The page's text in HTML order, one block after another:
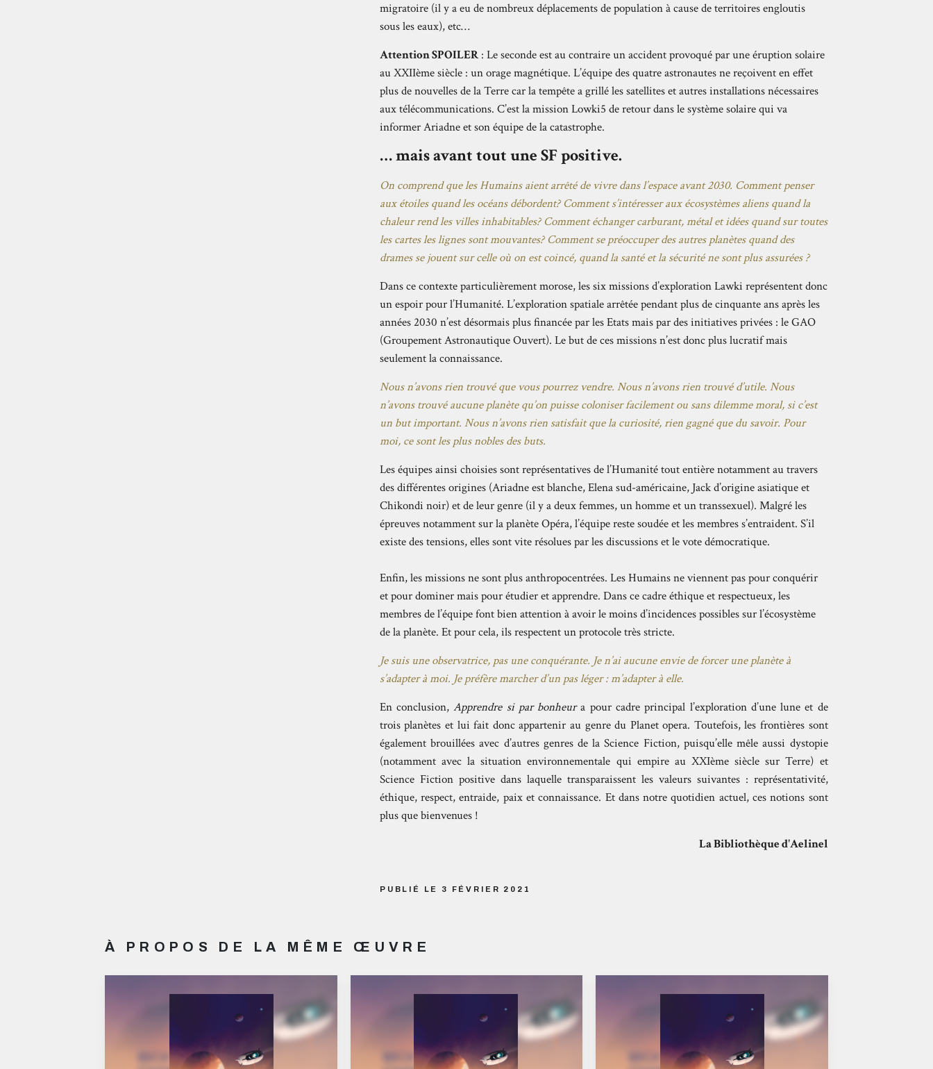
migratoire (il y a eu de nombreux déplacements de population à cause de territoires engloutis
sous les eaux), etc…
Attention SPOILER: Le seconde est au contraire un accident provoqué par une éruption solaire
au XXIIème siècle : un orage magnétique. L’équipe des quatre astronautes ne reçoivent en effet
plus de nouvelles de la Terre car la tempête a grillé les satellites et autres installations nécessaires
aux télécommunications. C’est la mission Lowki5 de retour dans le système solaire qui va
informer Ariadne et son équipe de la catastrophe.
… mais avant tout une SF positive.
On comprend que les Humains aient arrêté de vivre dans l’espace avant 2030. Comment penser
aux étoiles quand les océans débordent? Comment s’intéresser aux écosystèmes aliens quand la
chaleur rend les villes inhabitables? Comment échanger carburant, métal et idées quand sur toutes
les cartes les lignes sont mouvantes? Comment se préoccuper des autres planètes quand des
drames se jouent sur celle où on est coincé, quand la santé et la sécurité ne sont plus assurées ?
Dans ce contexte particulièrement morose, les six missions d’exploration Lawki représentent donc
un espoir pour l’Humanité. L’exploration spatiale arrêtée pendant plus de cinquante ans après les
années 2030 n’est désormais plus financée par les Etats mais par des initiatives privées : le GAO
(Groupement Astronautique Ouvert). Le but de ces missions n’est donc plus lucratif mais
seulement la connaissance.
Nous n’avons rien trouvé que vous pourrez vendre. Nous n’avons rien trouvé d’utile. Nous
n’avons trouvé aucune planète qu’on puisse coloniser facilement ou sans dilemme moral, si c’est
un but important. Nous n’avons rien satisfait que la curiosité, rien gagné que du savoir. Pour
moi, ce sont les plus nobles des buts.
Les équipes ainsi choisies sont représentatives de l’Humanité tout entière notamment au travers
des différentes origines (Ariadne est blanche, Elena sud-américaine, Jack d’origine asiatique et
Chikondi noir) et de leur genre (il y a deux femmes, un homme et un transsexuel). Malgré les
épreuves notamment sur la planète Opéra, l’équipe reste soudée et les membres s’entraident. S’il
existe des tensions, elles sont vite résolues par les discussions et le vote démocratique.
Enfin, les missions ne sont plus anthropocentrées. Les Humains ne viennent pas pour conquérir
et pour dominer mais pour étudier et apprendre. Dans ce cadre éthique et respectueux, les
membres de l’équipe font bien attention à avoir le moins d’incidences possibles sur l’écosystème
de la planète. Et pour cela, ils respectent un protocole très stricte.
Je suis une observatrice, pas une conquérante. Je n’ai aucune envie de forcer une planète à
s’adapter à moi. Je préfère marcher d’un pas léger : m’adapter à elle.
En conclusion,Apprendre si par bonheura pour cadre principal l’exploration d’une lune et de
trois planètes et lui fait donc appartenir au genre du Planet opera. Toutefois, les frontières sont
également brouillées avec d’autres genres de la Science Fiction, puisqu’elle mêle aussi dystopie
(notamment avec la situation environnementale qui empire au XXIème siècle sur Terre) et
Science Fiction positive dans laquelle transparaissent les valeurs suivantes : représentativité,
éthique, respect, entraide, paix et connaissance. Et dans notre quotidien actuel, ces notions sont
plus que bienvenues !
La Bibliothèque d'Aelinel
PUBLIÉ LE 3 FÉVRIER 2021
À PROPOS DE LA MÊME ŒUVRE